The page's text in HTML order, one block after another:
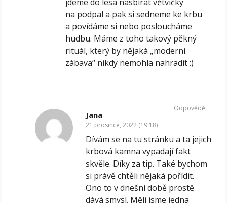
na podpal a pak si sedneme ke krbu
a povídáme si nebo posloucháme
hudbu. Máme z toho takový pěkný
rituál, který by nějaká „moderní
zábava“ nikdy nemohla nahradit :)
Jana
21 prosince, 2022 (19:18)
Dívám se na tu stránku a ta jejich
krbová kamna vypadají fakt
skvěle. Díky za tip. Také bychom
si právě chtěli nějaká pořídit.
Ono to v dnešní době prostě
dává smysl. Měli jsme jedna
Odpovědět